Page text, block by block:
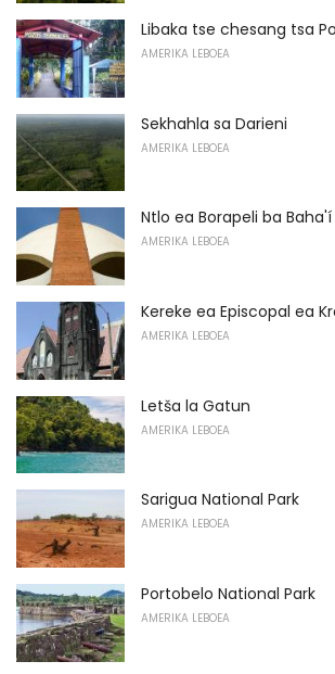
Libaka tse chesang tsa
AMERIKA LEBOEA
Sekhahla sa Darieni
AMERIKA LEBOEA
Ntlo ea Borapeli ba Baha'í
AMERIKA LEBOEA
Kereke ea Episcopal ea
AMERIKA LEBOEA
Letša la Gatun
AMERIKA LEBOEA
Sarigua National Park
AMERIKA LEBOEA
Portobelo National Park
AMERIKA LEBOEA